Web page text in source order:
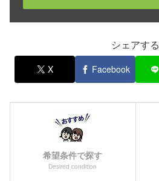
シェアする
X Facebook
希望条件で探す
Desired condition